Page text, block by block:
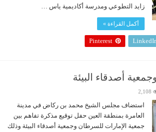
زايد التطوعي ومدرسة أكاديمية ياس …
أكمل القراءة »
Pinterest
أصدقاء البيئة
2,108
استضاف مجلس الشيخ محمد بن ركاض في مدينة
العامرة بمنطقة العين حفل توقيع مذكرة تفاهم بين
جمعية الإمارات للسرطان وجمعية أصدقاء البيئة وذلك